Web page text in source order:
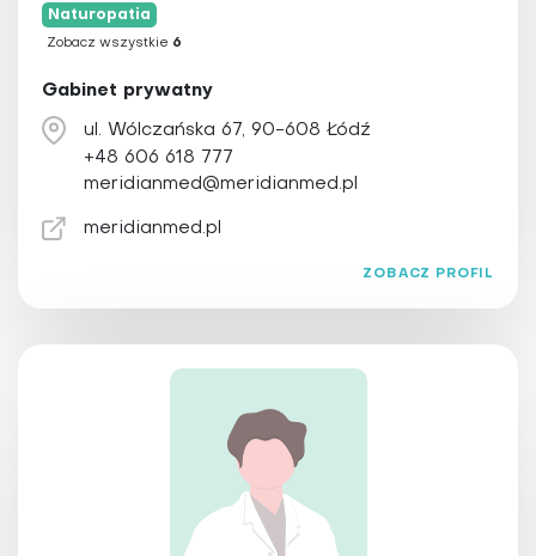
Naturopatia
Zobacz wszystkie 6
Gabinet prywatny
ul. Wólczańska 67, 90-608 Łódź
+48 606 618 777
meridianmed@meridianmed.pl
meridianmed.pl
ZOBACZ PROFIL